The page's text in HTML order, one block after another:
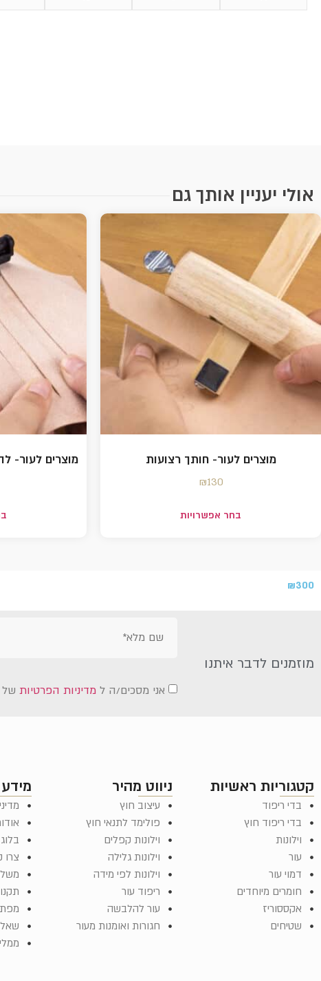
אולי יעניין אותך גם
מוצרים לעור- חותך רצועות
₪130
בחר אפשרויות
מוצרים לעור-
₪300
מוזמנים לדבר איתנו
אני מסכים/ה ל מדיניות הפרטיותשל
קטגוריות ראשיות
בדי ריפוד
בדי ריפוד חוץ
וילונות
עור
דמוי עור
חומרים מיוחדים
אקססוריז
שטיחים
ניווט מהיר
עיצוב חוץ
פולימד לתנאי חוץ
וילונות קפלים
וילונות גלילה
וילונות לפי מידה
ריפוד עור
עור להלבשה
חגורות ואומנות מעור
בלוג
צרו